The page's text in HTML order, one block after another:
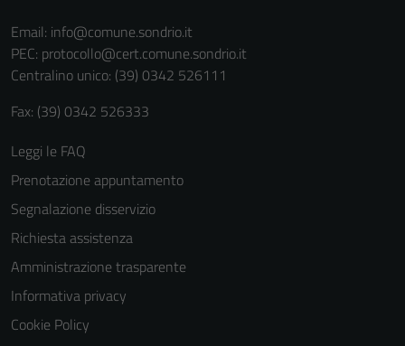
Email: info@comune.sondrio.it
PEC: protocollo@cert.comune.sondrio.it
Centralino unico: (39) 0342 526111
Fax: (39) 0342 526333
Leggi le FAQ
Prenotazione appuntamento
Segnalazione disservizio
Richiesta assistenza
Amministrazione trasparente
Informativa privacy
Cookie Policy